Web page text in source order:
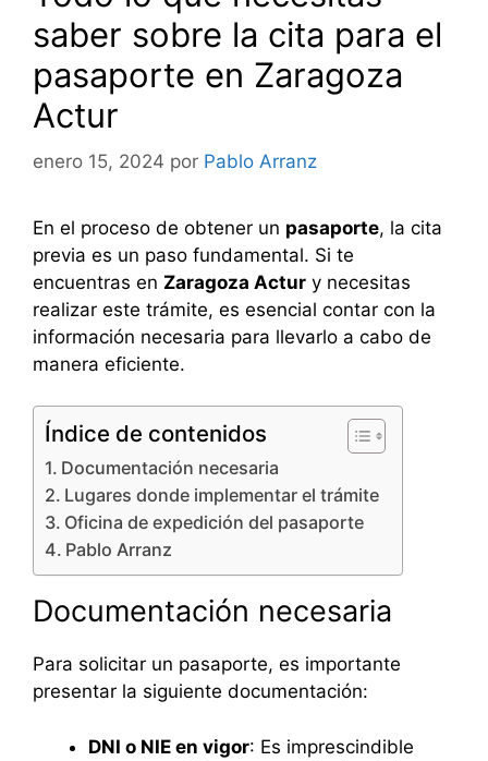
saber sobre la cita para el
pasaporte en Zaragoza
Actur
enero 15, 2024 por Pablo Arranz
En el proceso de obtener un pasaporte, la cita
previa es un paso fundamental. Si te
encuentras en Zaragoza Actur y necesitas
realizar este trámite, es esencial contar con la
información necesaria para llevarlo a cabo de
manera eficiente.
Índice de contenidos
Documentación necesaria
Lugares donde implementar el trámite
Oficina de expedición del pasaporte
Pablo Arranz
Documentación necesaria
Para solicitar un pasaporte, es importante
presentar la siguiente documentación:
DNI o NIE en vigor: Es imprescindible